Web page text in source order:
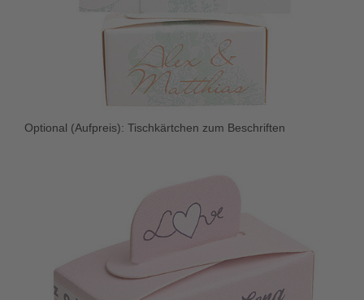
Optional (Aufpreis): Tischkärtchen zum Beschriften